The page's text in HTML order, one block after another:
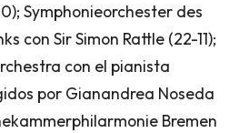
Symphonieorchester des
con Sir Simon Rattle (22-11);
con el pianista
por Gianandrea Noseda
Bremen